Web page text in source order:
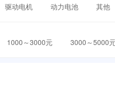
驱动电机 动力电池 其他
1000～3000元 3000～5000